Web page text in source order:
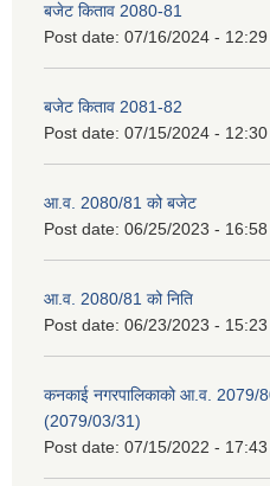
बजेट किताव 2080-81
Post date: 07/16/2024 - 12:29
बजेट किताव 2081-82
Post date: 07/15/2024 - 12:30
आ.व. 2080/81 को बजेट
Post date: 06/25/2023 - 16:58
आ.व. 2080/81 को निति
Post date: 06/23/2023 - 15:23
कनकाई नगरपालिकाको आ.व. 2079/
(2079/03/31)
Post date: 07/15/2022 - 17:43